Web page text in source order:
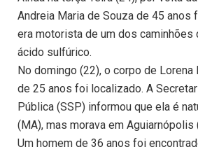
Andreia Maria de Souza de 45 anos
era motorista de um dos caminhões
ácido sulfúrico.
No domingo (22), o corpo de Lorena
de 25 anos foi localizado. A
Pública (SSP) informou que ela é
(MA), mas morava em Aguiarnópolis
Um homem de 36 anos foi